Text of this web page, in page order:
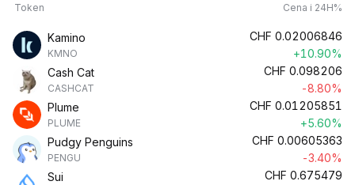
Token Cena i 24H%
Kamino
KMNO
CHF 0.02006846
+10.90%
Cash Cat
CASHCAT
CHF 0.098206
-8.80%
Plume
PLUME
CHF 0.01205851
+5.60%
Pudgy Penguins
PENGU
CHF 0.00605363
-3.40%
Sui
CHF 0.675479